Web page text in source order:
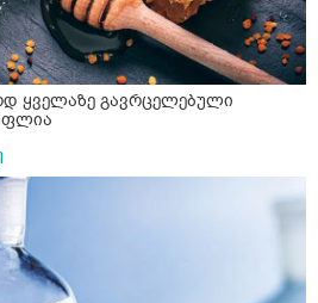
ყველაზე გავრცელებული